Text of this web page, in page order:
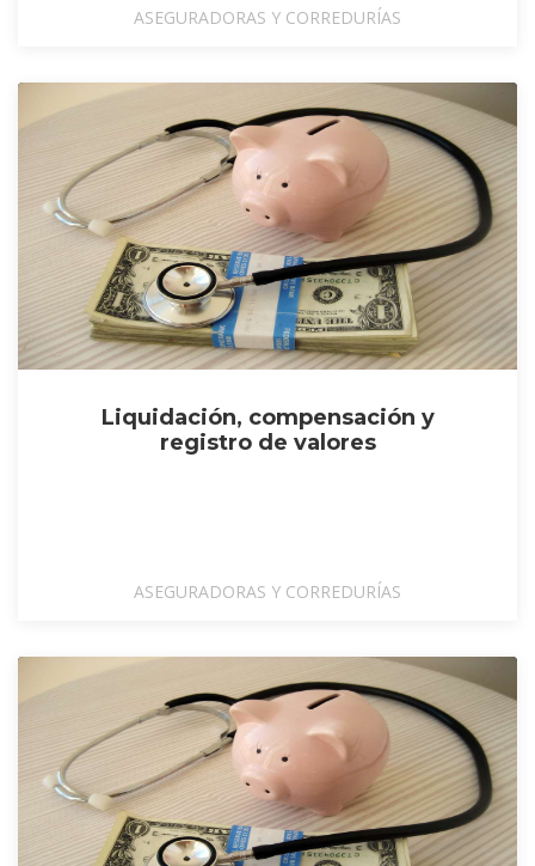
ASEGURADORAS Y CORREDURÍAS
Liquidación, compensación y
registro de valores
ASEGURADORAS Y CORREDURÍAS